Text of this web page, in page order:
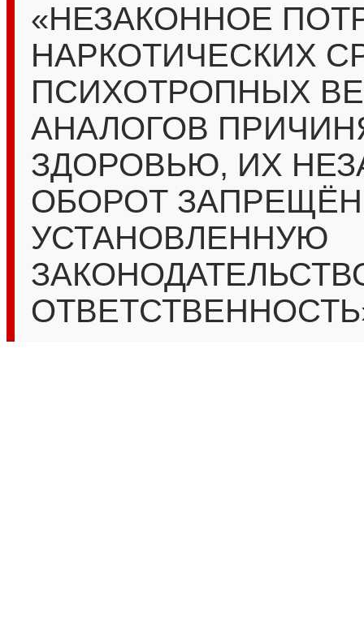
«НЕЗАКОННОЕ
НАРКОТИЧЕСКИХ
ПСИХОТРОПНЫХ
АНАЛОГОВ
ЗДОРОВЬЮ, ИХ
ОБОРОТ
УСТАНОВЛЕННУЮ